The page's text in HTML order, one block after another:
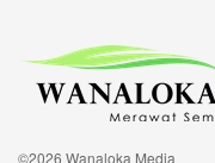
©2026 Wanaloka Media